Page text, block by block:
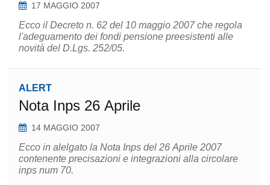
17 MAGGIO 2007
Ecco il Decreto n. 62 del 10 maggio 2007 che regola
l'adeguamento dei fondi pensione preesistenti alle
novità del D.Lgs. 252/05.
ALERT
Nota Inps 26 Aprile
14 MAGGIO 2007
Ecco in alelgato la Nota Inps del 26 Aprile 2007
contenente precisazioni e integrazioni alla circolare
inps num 70.